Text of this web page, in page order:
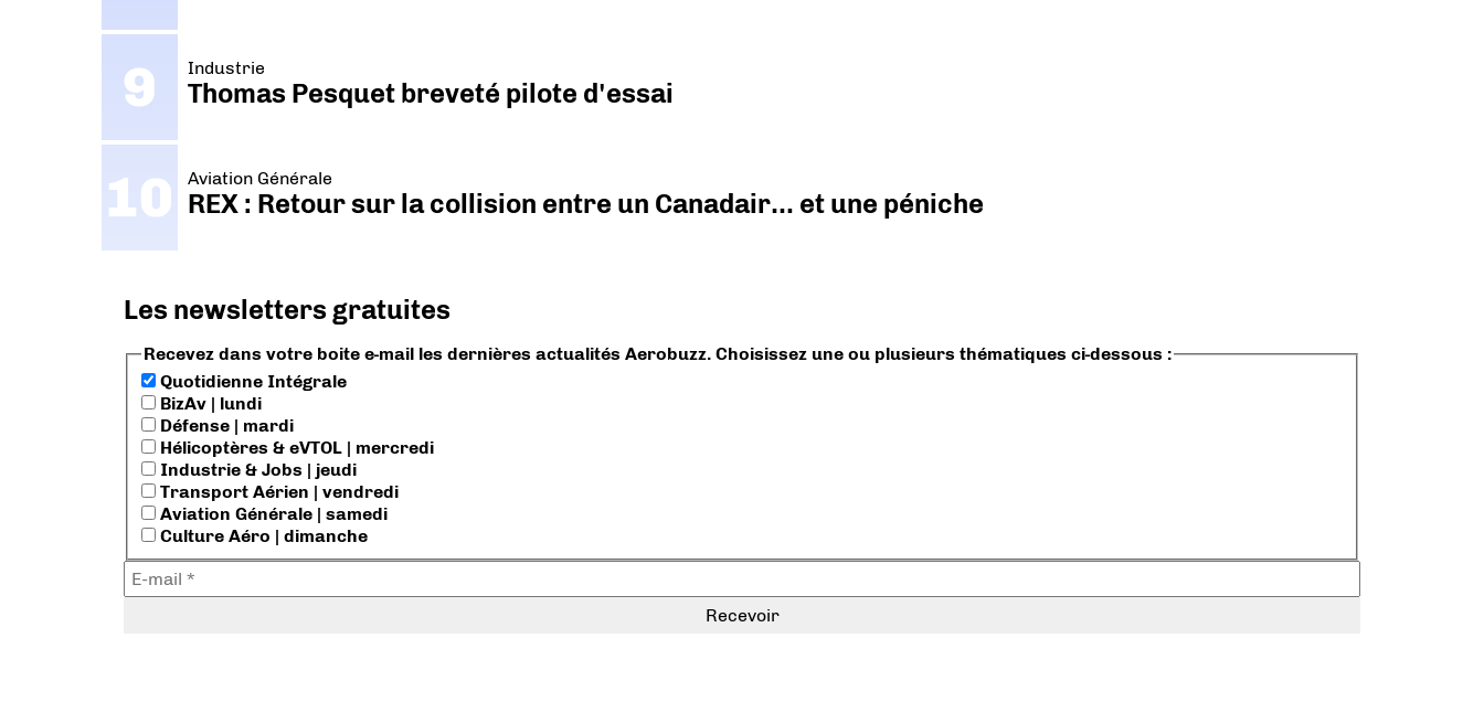
Industrie
Thomas Pesquet breveté pilote d'essai
Aviation Générale
REX : Retour sur la collision entre un Canadair… et une péniche
Les newsletters gratuites
Recevez dans votre boite e-mail les dernières actualités Aerobuzz. Choisissez une ou plusieurs thématiques ci-dessous :
Quotidienne Intégrale
BizAv | lundi
Défense | mardi
Hélicoptères & eVTOL | mercredi
Industrie & Jobs | jeudi
Transport Aérien | vendredi
Aviation Générale | samedi
Culture Aéro | dimanche